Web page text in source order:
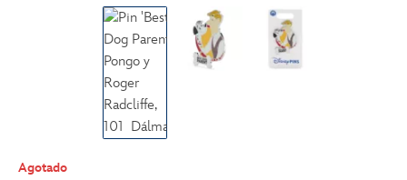
Agotado